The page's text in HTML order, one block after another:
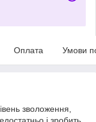
Оплата Умови
зволоження,
і зробить